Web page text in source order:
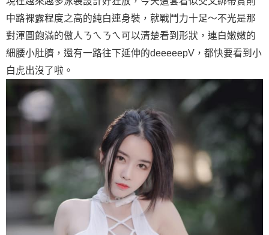
中路裸露程度之高的純白連身裝，就戰鬥力十足～不光是那
對渾圓飽滿的傲人ㄋㄟㄋㄟ可以清楚看到形狀，連白嫩嫩的
細腰小肚臍，還有一路往下延伸的deeeeepV，都快要看到小
白虎出沒了啦。